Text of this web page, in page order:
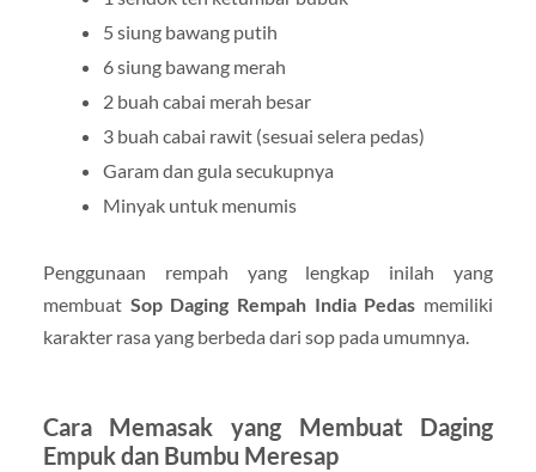
5 siung bawang putih
6 siung bawang merah
2 buah cabai merah besar
3 buah cabai rawit (sesuai selera pedas)
Garam dan gula secukupnya
Minyak untuk menumis
Penggunaan rempah yang lengkap inilah yang
membuat Sop Daging Rempah India Pedas memiliki
karakter rasa yang berbeda dari sop pada umumnya.
Cara Memasak yang Membuat Daging
Empuk dan Bumbu Meresap